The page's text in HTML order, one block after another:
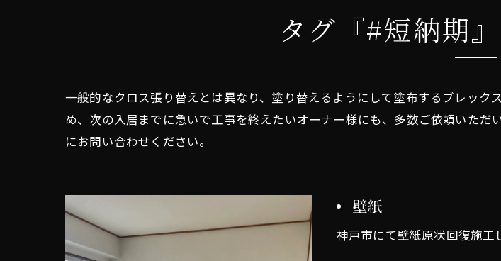
タグ『#短納期
一般的なクロス張り替えとは異なり、塗り替えるようにして塗布するブレッ
め、次の入居までに急いで工事を終えたいオーナー様にも、多数ご依頼いた
にお問い合わせください。
壁紙
神戸市にて壁紙原状回復施工